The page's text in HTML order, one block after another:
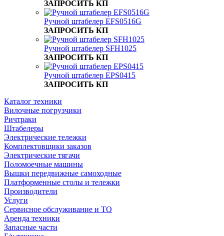
ЗАПРОСИТЬ КП
Ручной штабелер EFS0516G
ЗАПРОСИТЬ КП
Ручной штабелер SFH1025
ЗАПРОСИТЬ КП
Ручной штабелер EPS0415
ЗАПРОСИТЬ КП
Каталог техники
Вилочные погрузчики
Ричтраки
Штабелеры
Электрические тележки
Комплектовщики заказов
Электрические тягачи
Поломоечные машины
Вышки передвижные самоходные
Платформенные столы и тележки
Производители
Услуги
Сервисное обслуживание и ТО
Аренда техники
Запасные части